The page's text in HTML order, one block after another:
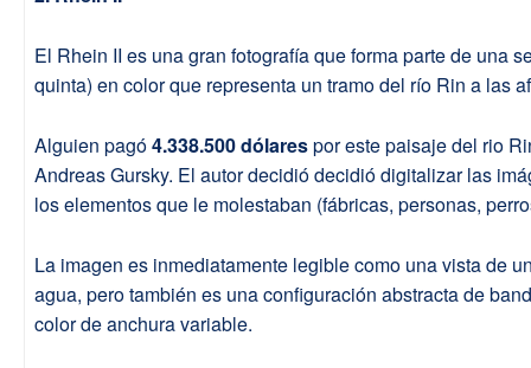
El Rhein II es una gran fotografía que forma parte de una
quinta) en color que representa un tramo del río Rin a las
Alguien pagó4.338.500 dólarespor este paisaje del rio
Andreas Gursky. El autor decidió decidió digitalizar las
los elementos que le molestaban (fábricas, personas,
La imagen es inmediatamente legible como una vista de
agua, pero también es una configuración abstracta de
color de anchura variable.